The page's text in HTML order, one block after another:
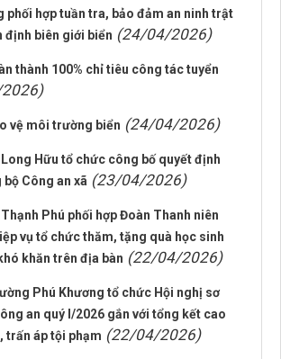
phối hợp tuần tra, bảo đảm an ninh trật
định biên giới biển (24/04/2026)
thành 100% chỉ tiêu công tác tuyển
vệ môi trường biển (24/04/2026)
Hữu tổ chức công bố quyết định
Công an xã (23/04/2026)
Phú phối hợp Đoàn Thanh niên
vụ tổ chức thăm, tặng quà học sinh
khăn trên địa bàn (22/04/2026)
Phú Khương tổ chức Hội nghị sơ
an quý I/2026 gắn với tổng kết cao
trấn áp tội phạm (22/04/2026)